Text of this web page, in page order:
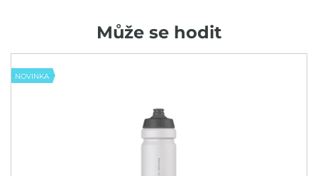
Může se hodit
NOVINKA